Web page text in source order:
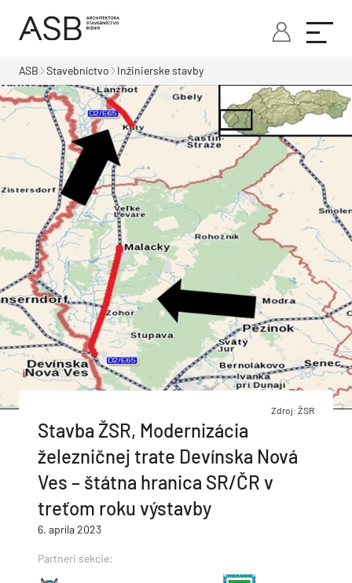
ASB Stavebníctvo Inžinierske stavby
Zdroj: ŽSR
Stavba ŽSR, Modernizácia
železničnej trate Devínska Nová
Ves – štátna hranica SR/ČR v
treťom roku výstavby
6. apríla 2023
Partneri sekcie: